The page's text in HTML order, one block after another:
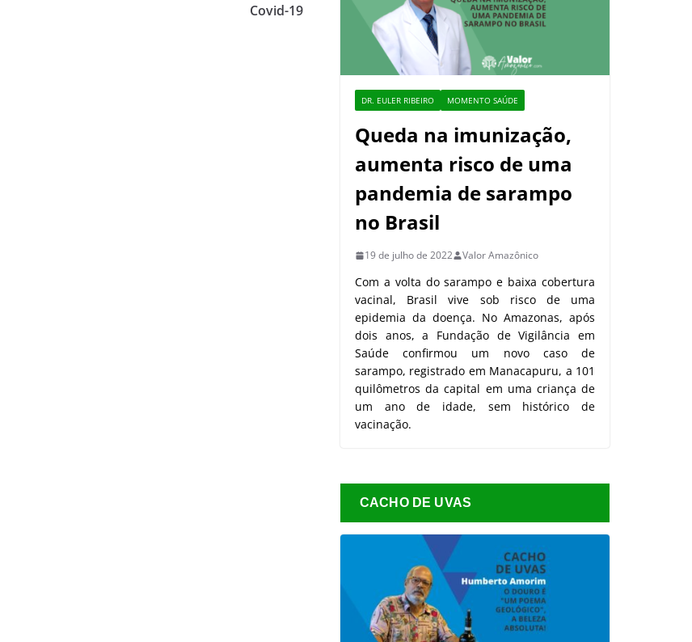
Covid-19
DR. EULER RIBEIRO MOMENTO SAÚDE
Queda na imunização,
aumenta risco de uma
pandemia de sarampo
no Brasil
19 de julho de 2022 Valor Amazônico
Com a volta do sarampo e baixa cobertura
vacinal, Brasil vive sob risco de uma
epidemia da doença. No Amazonas, após
dois anos, a Fundação de Vigilância em
Saúde confirmou um novo caso de
sarampo, registrado em Manacapuru, a 101
quilômetros da capital em uma criança de
um ano de idade, sem histórico de
vacinação.
CACHO DE UVAS